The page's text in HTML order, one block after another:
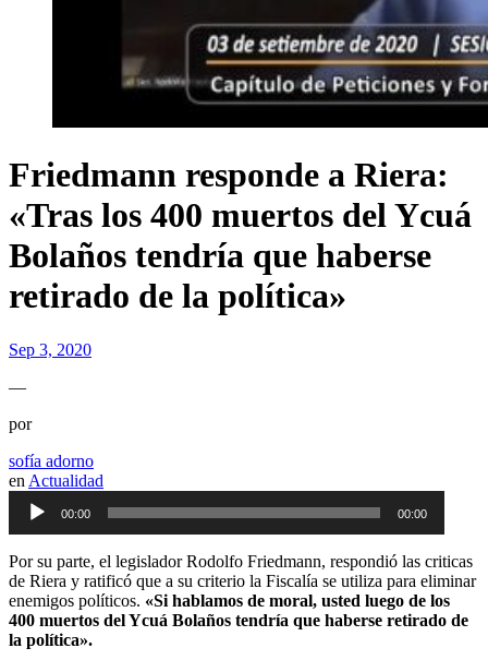
Friedmann responde a Riera:
«Tras los 400 muertos del Ycuá
Bolaños tendría que haberse
retirado de la política»
Sep 3, 2020
—
por
sofía adorno
en Actualidad
Audio
Player
00:00 00:00
Por su parte, el legislador Rodolfo Friedmann, respondió las criticas
de Riera y ratificó que a su criterio la Fiscalía se utiliza para eliminar
enemigos políticos. «Si hablamos de moral, usted luego de los
400 muertos del Ycuá Bolaños tendría que haberse retirado de
la política».